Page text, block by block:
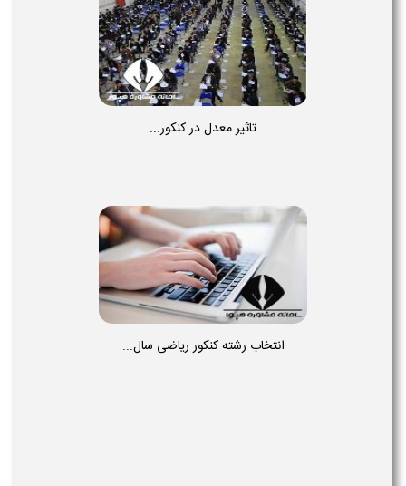
تاثیر معدل در کنکور...
انتخاب رشته کنکور ریاضی سال...